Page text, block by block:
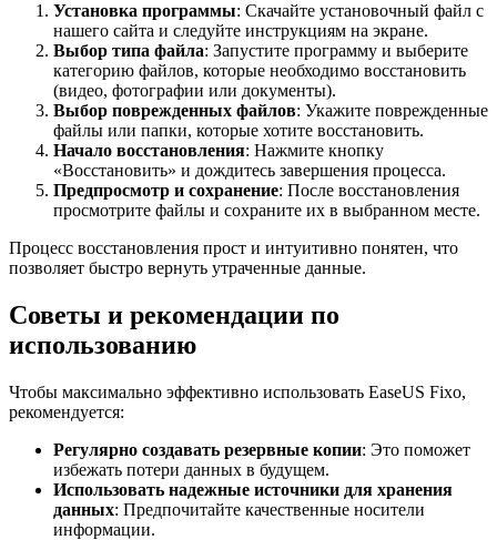
Установка программы: Скачайте установочный файл с
нашего сайта и следуйте инструкциям на экране.
Выбор типа файла: Запустите программу и выберите
категорию файлов, которые необходимо восстановить
(видео, фотографии или документы).
Выбор поврежденных файлов: Укажите поврежденные
файлы или папки, которые хотите восстановить.
Начало восстановления: Нажмите кнопку
«Восстановить» и дождитесь завершения процесса.
Предпросмотр и сохранение: После восстановления
просмотрите файлы и сохраните их в выбранном месте.
Процесс восстановления прост и интуитивно понятен, что
позволяет быстро вернуть утраченные данные.
Советы и рекомендации по
использованию
Чтобы максимально эффективно использовать EaseUS Fixo,
рекомендуется:
Регулярно создавать резервные копии: Это поможет
избежать потери данных в будущем.
Использовать надежные источники для хранения
данных: Предпочитайте качественные носители
информации.